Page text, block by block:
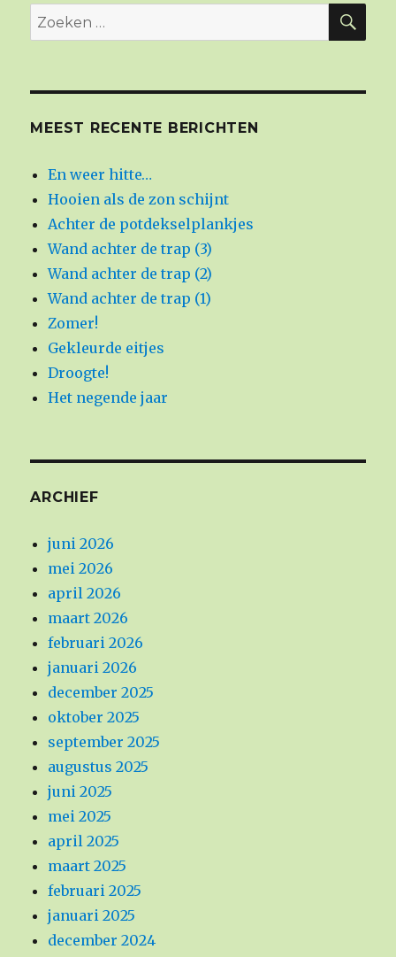
Zoeken
naar:
MEEST RECENTE BERICHTEN
En weer hitte…
Hooien als de zon schijnt
Achter de potdekselplankjes
Wand achter de trap (3)
Wand achter de trap (2)
Wand achter de trap (1)
Zomer!
Gekleurde eitjes
Droogte!
Het negende jaar
ARCHIEF
juni 2026
mei 2026
april 2026
maart 2026
februari 2026
januari 2026
december 2025
oktober 2025
september 2025
augustus 2025
juni 2025
mei 2025
april 2025
maart 2025
februari 2025
januari 2025
december 2024